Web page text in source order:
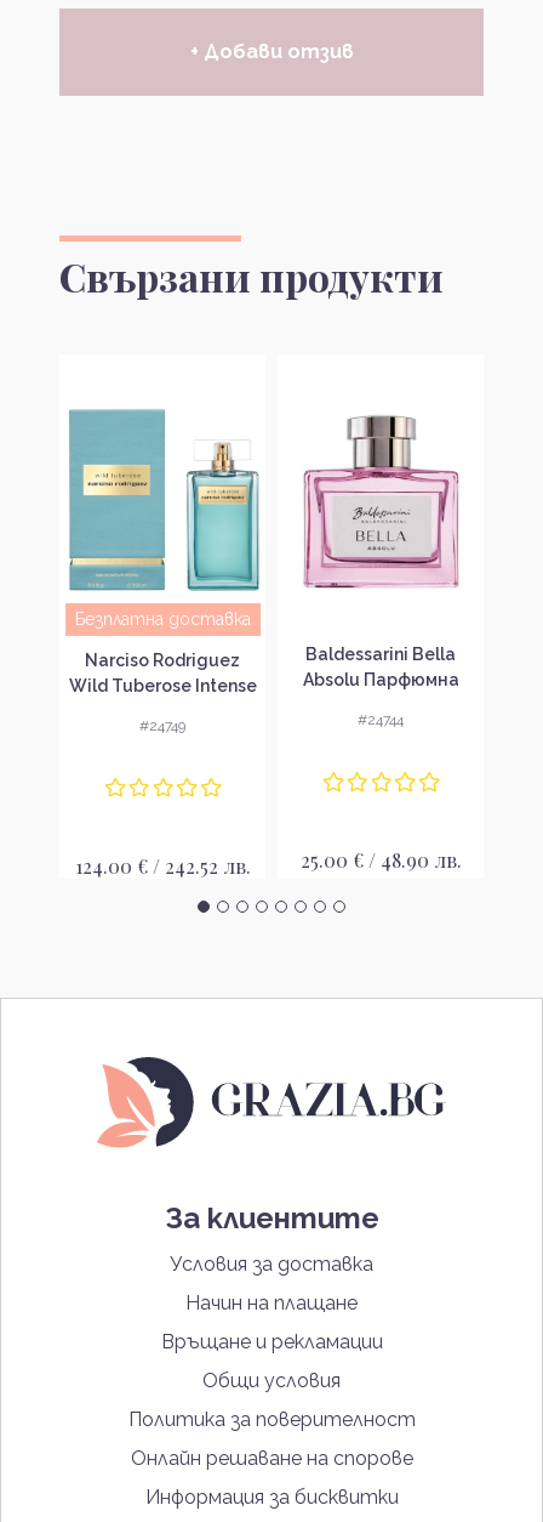
+ Добави отзив
Свързани продукти
Безплатна доставка
Narciso Rodriguez
Wild Tuberose Intense
жени EDP
#24749
124.00 € / 242.52 лв.
Baldessarini Bella
Absolu Парфюмна
#24744
25.00 € / 48.90 лв.
За клиентите
Условия за доставка
Начин на плащане
Връщане и рекламации
Общи условия
Политика за поверителност
Онлайн решаване на спорове
Информация за бисквитки